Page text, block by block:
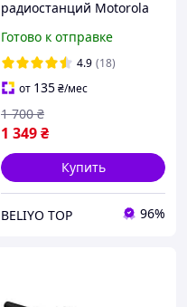
радиостанций Motorola
на рацию Моторола 5000
мАч с TYPE C
Готово к отправке
4.9 (18)
от 135₴/мес
1 349₴
1 700 ₴
Купить
BELIYO TOP 96%